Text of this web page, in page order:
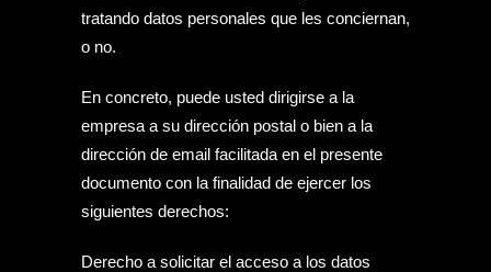
tratando datos personales que les conciernan,
o no.
En concreto, puede usted dirigirse a la
empresa a su dirección postal o bien a la
dirección de email facilitada en el presente
documento con la finalidad de ejercer los
siguientes derechos:
Derecho a solicitar el acceso a los datos